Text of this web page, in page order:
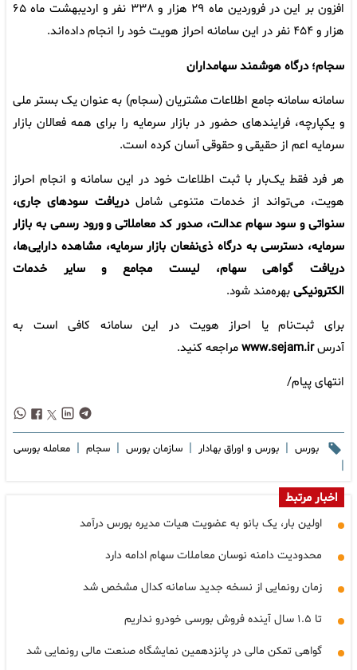
افزون بر این در فروردین ماه ۲۹ هزار و ۳۳۸ نفر و اردیبهشت ماه ۶۵
هزار و ۴۵۴ نفر در این سامانه احراز هویت خود را انجام داده‌اند.
سجام؛ درگاه هوشمند سهامداران
سامانه سامانه جامع اطلاعات مشتریان (سجام) به عنوان یک بستر ملی
و یکپارچه، فرایندهای حضور در بازار سرمایه را برای همه فعالان بازار
سرمایه اعم از حقیقی و حقوقی آسان کرده است.
هر فرد فقط یک‌بار با ثبت اطلاعات خود در این سامانه و انجام احراز
هویت، می‌تواند از خدمات متنوعی شاملدریافت سودهای جاری،
سنواتی و سود سهام عدالت، صدور کد معاملاتی و ورود رسمی به بازار
سرمایه، دسترسی به درگاه ذی‌نفعان بازار سرمایه، مشاهده دارایی‌ها،
دریافت گواهی سهام، لیست مجامع و سایر خدمات
الکترونیکیبهره‌مند شود.
برای ثبت‌نام یا احراز هویت در این سامانه کافی است به
آدرسwww.sejam.irمراجعه کنید.
انتهای پیام/
بورس | بورس و اوراق بهادار | سازمان بورس | سجام | معامله بورسی
|
اخبار مرتبط
اولین بار، یک بانو به عضویت هیات مدیره بورس درآمد
محدودیت دامنه نوسان معاملات سهام ادامه دارد
زمان رونمایی از نسخه جدید سامانه کدال مشخص شد
تا ۱.۵ سال آینده فروش بورسی خودرو نداریم
گواهی تمکن مالی در پانزدهمین نمایشگاه صنعت مالی رونمایی شد